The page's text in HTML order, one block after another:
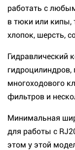
работать с
в тюки или кипы,
хлопок, шерсть,
Гидравлический
гидроцилиндров,
многоходового
фильтров и
Минимальная
для работы с
этом у этой